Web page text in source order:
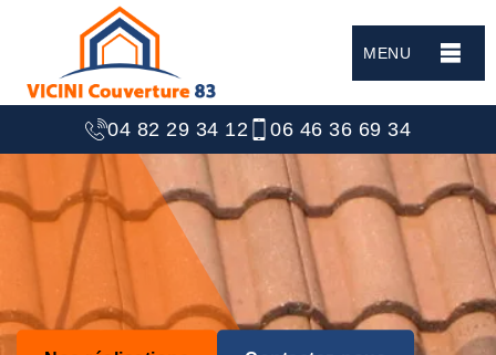
MENU
04 82 29 34 12 06 46 36 69 34